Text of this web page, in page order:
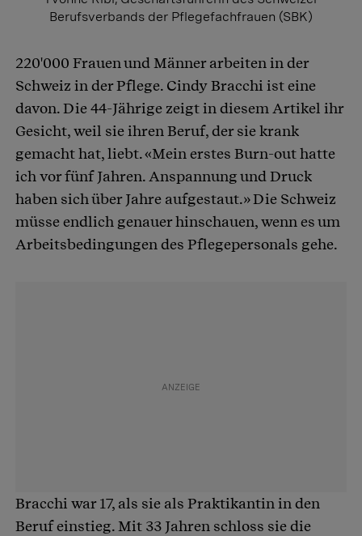
Berufsverbands der Pflegefachfrauen (SBK)
220'000 Frauen und Männer arbeiten in der
Schweiz in der Pflege. Cindy Bracchi ist eine
davon. Die 44-Jährige zeigt in diesem Artikel ihr
Gesicht, weil sie ihren Beruf, der sie krank
gemacht hat, liebt. «Mein erstes Burn-out hatte
ich vor fünf Jahren. Anspannung und Druck
haben sich über Jahre aufgestaut.» Die Schweiz
müsse endlich genauer hinschauen, wenn es um
Arbeitsbedingungen des Pflegepersonals gehe.
Bracchi war 17, als sie als Praktikantin in den
Beruf einstieg. Mit 33 Jahren schloss sie die